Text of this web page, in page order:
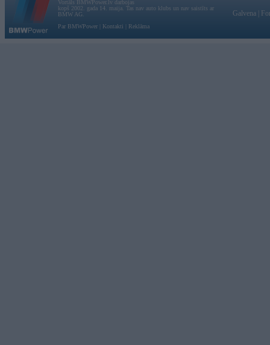
Vortāls BMWPower.lv darbojas
kopš 2002. gada 14. maija. Tas nav auto klubs un nav saistīts ar
BMW AG.
Par BMWPower
Kontakti Reklāma
Galvena